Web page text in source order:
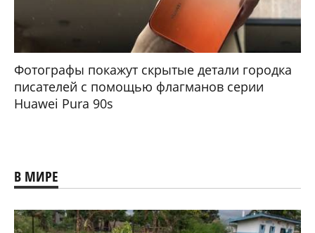
Фотографы покажут скрытые детали городка
писателей с помощью флагманов серии
Huawei Pura 90s
В МИРЕ